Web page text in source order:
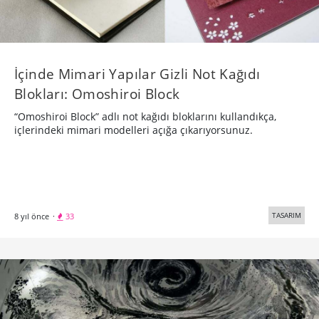
İçinde Mimari Yapılar Gizli Not Kağıdı
Blokları: Omoshiroi Block
“Omoshiroi Block” adlı not kağıdı bloklarını kullandıkça,
içlerindeki mimari modelleri açığa çıkarıyorsunuz.
8 yıl önce · 33 TASARIM